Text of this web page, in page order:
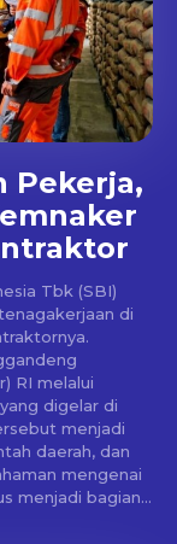
Pekerja,
Tbk (SBI)
di
RI melalui
digelar di
daerah, dan
mengenai
menjadi bagian...